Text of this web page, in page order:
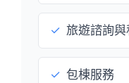
✓ 旅遊諮詢
✓ 包棟服務